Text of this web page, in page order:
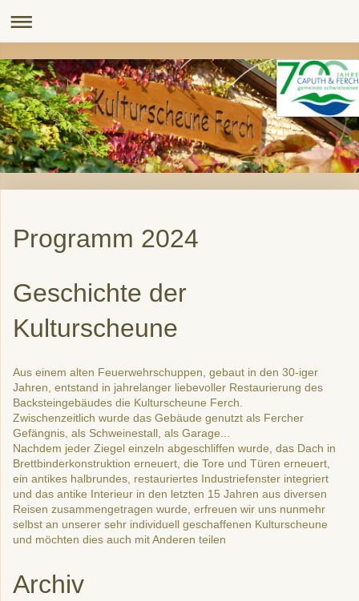
Programm 2024
Geschichte der
Kulturscheune
Aus einem alten Feuerwehrschuppen, gebaut in den 30-iger
Jahren, entstand in jahrelanger liebevoller Restaurierung des
Backsteingebäudes die Kulturscheune Ferch.
Zwischenzeitlich wurde das Gebäude genutzt als Fercher
Gefängnis, als Schweinestall, als Garage...
Nachdem jeder Ziegel einzeln abgeschliffen wurde, das Dach in
Brettbinderkonstruktion erneuert, die Tore und Türen erneuert,
ein antikes halbrundes, restauriertes Industriefenster integriert
und das antike Interieur in den letzten 15 Jahren aus diversen
Reisen zusammengetragen wurde, erfreuen wir uns nunmehr
selbst an unserer sehr individuell geschaffenen Kulturscheune
und möchten dies auch mit Anderen teilen
Archiv